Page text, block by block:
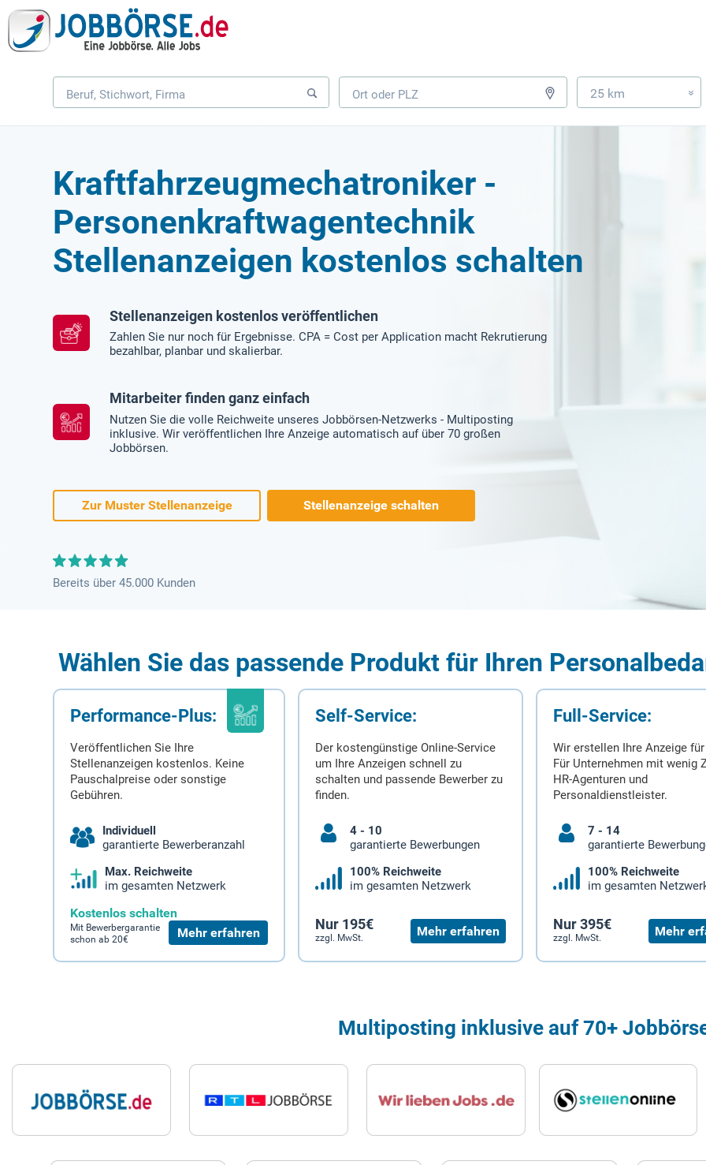
25 km »
Kraftfahrzeugmechatroniker -
Personenkraftwagentechnik
Stellenanzeigen kostenlos schalten
Stellenanzeigen kostenlos veröffentlichen
Zahlen Sie nur noch für Ergebnisse. CPA = Cost per Application macht Rekrutierung
bezahlbar, planbar und skalierbar.
Mitarbeiter finden ganz einfach
Nutzen Sie die volle Reichweite unseres Jobbörsen-Netzwerks - Multiposting
inklusive. Wir veröffentlichen Ihre Anzeige automatisch auf über 70 großen
Jobbörsen.
Zur Muster Stellenanzeige Stellenanzeige schalten
Bereits über 45.000 Kunden
Wählen Sie das passende Produkt für Ihren
Performance-Plus:
Veröffentlichen Sie Ihre
Stellenanzeigen kostenlos. Keine
Pauschalpreise oder sonstige
Gebühren.
Individuell
garantierte Bewerberanzahl
Max. Reichweite
im gesamten Netzwerk
Kostenlos schalten
Mit Bewerbergarantie
schon ab 20€
Mehr erfahren
Self-Service:
Der kostengünstige Online-Service
um Ihre Anzeigen schnell zu
schalten und passende Bewerber zu
finden.
4 - 10
garantierte Bewerbungen
100% Reichweite
im gesamten Netzwerk
Nur 195€
zzgl. MwSt. Mehr erfahren
Full-Service:
Wir erstellen Ihre Anzeige
Für Unternehmen mit wenig
HR-Agenturen und
Personaldienstleister.
7 - 14
garantierte
100% Reichweite
im gesamten
Nur 395€
zzgl. MwSt. Mehr
Multiposting inklusive auf 70+